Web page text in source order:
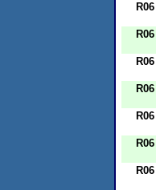
R06
R06
R06
R06
R06
R06
R06